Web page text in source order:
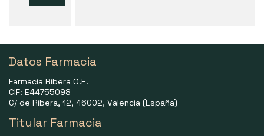
Datos Farmacia
Farmacia Ribera O.E.
CIF: E44755098
C/ de Ribera, 12, 46002, Valencia (España)
Titular Farmacia